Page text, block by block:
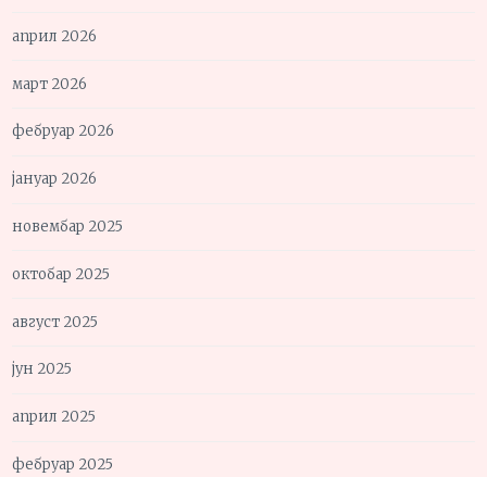
април 2026
март 2026
фебруар 2026
јануар 2026
новембар 2025
октобар 2025
август 2025
јун 2025
април 2025
фебруар 2025